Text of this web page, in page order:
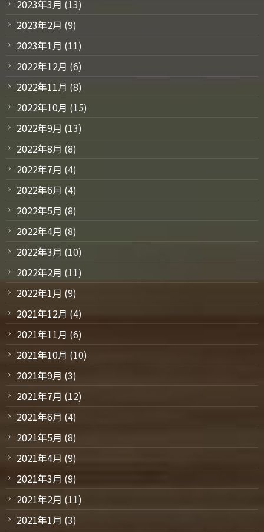
2023年3月 (13)
2023年2月 (9)
2023年1月 (11)
2022年12月 (6)
2022年11月 (8)
2022年10月 (15)
2022年9月 (13)
2022年8月 (8)
2022年7月 (4)
2022年6月 (4)
2022年5月 (8)
2022年4月 (8)
2022年3月 (10)
2022年2月 (11)
2022年1月 (9)
2021年12月 (4)
2021年11月 (6)
2021年10月 (10)
2021年9月 (3)
2021年7月 (12)
2021年6月 (4)
2021年5月 (8)
2021年4月 (9)
2021年3月 (9)
2021年2月 (11)
2021年1月 (3)